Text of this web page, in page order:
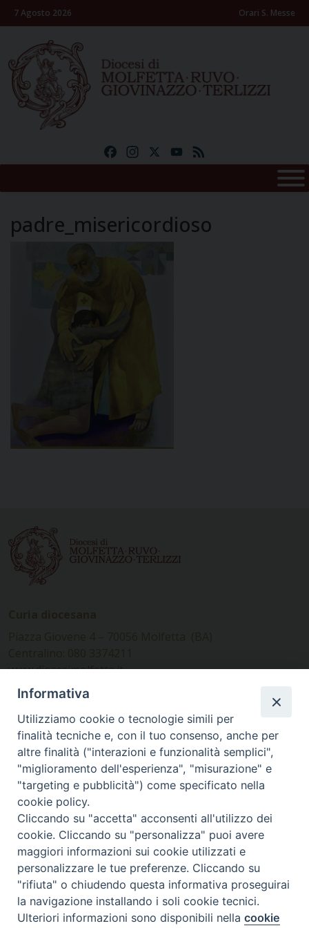
Skip7 Agosto 2026 Orari S. Messe
FacebookInstagramYouTube
padre_misericordioso
www.diocesimolfetta.it –
diocesimolfetta@pec.chiesacattolica.it
Ufficio Comunicazioni sociali
Piazza Giovene 4 – 70056 Molfetta (BA)
comunicazionisociali@diocesimolfetta.it
SEGUICI SU
Facebook
Instagram
X YouTube
Feed
Privacy Policy - trasparenza
© 2016 - 2026 Diocesi Molfetta Ruvo Giovinazzo Terlizzi
Preferenze Cookie
Informativa
Utilizziamo cookie o tecnologie simili per
finalità tecniche e, con il tuo consenso, anche per
altre finalità ("interazioni e funzionalità semplici",
"miglioramento dell'esperienza", "misurazione" e
"targeting e pubblicità") come specificato nella
cookie policy.
Cliccando su "accetta" acconsenti all'utilizzo dei
cookie. Cliccando su "personalizza" puoi avere
maggiori informazioni sui cookie utilizzati e
personalizzare le tue preferenze. Cliccando su
"rifiuta" o chiudendo questa informativa proseguirai
la navigazione installando i soli cookie tecnici.
Ulteriori informazioni sono disponibili nellacookie